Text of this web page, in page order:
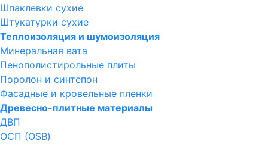
Шпаклевки сухие
Штукатурки сухие
Теплоизоляция и шумоизоляция
Минеральная вата
Пенополистирольные плиты
Поролон и синтепон
Фасадные и кровельные пленки
Древесно-плитные материалы
ДВП
ОСП (OSB)